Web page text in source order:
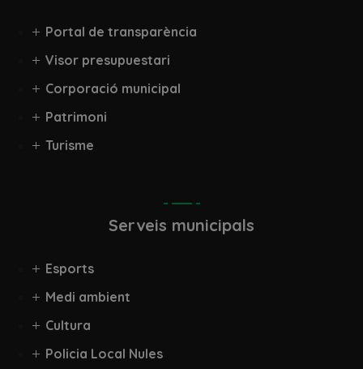
Portal de transparència
Visor presupuestari
Corporació municipal
Patrimoni
Turisme
Serveis municipals
Esports
Medi ambient
Cultura
Policia Local Nules